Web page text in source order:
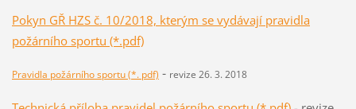
Pokyn GŘ HZS č. 10/2018, kterým se vydávají pravidla
požárního sportu (*.pdf)
Pravidla požárního sportu (*. pdf) - revize 26. 3. 2018